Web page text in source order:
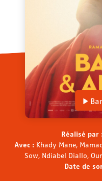
Réalisé par
Avec : Khady Mane,
Sow, Ndiabel Diallo,
Date de